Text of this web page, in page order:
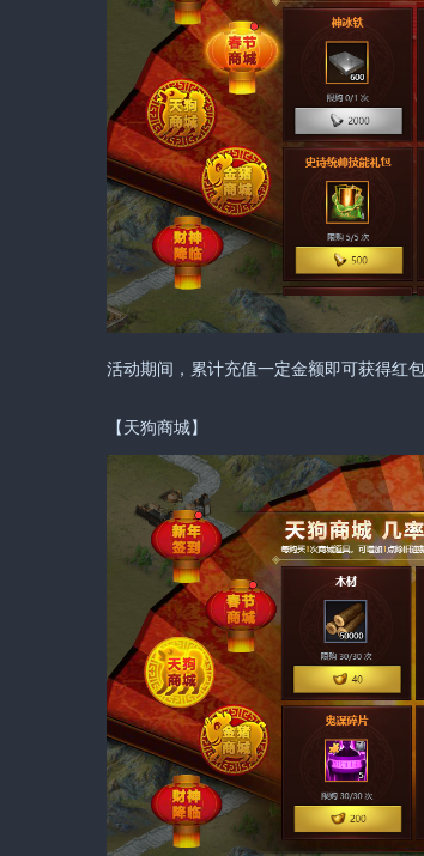
活动期间，累计充值一定金额即可获得红
【天狗商城】